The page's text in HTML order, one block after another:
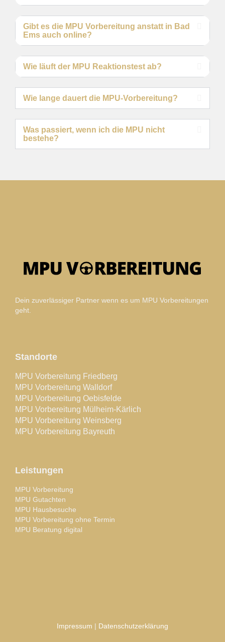
Gibt es die MPU Vorbereitung anstatt in Bad
Ems auch online?
Wie läuft der MPU Reaktionstest ab?
Wie lange dauert die MPU-Vorbereitung?
Was passiert, wenn ich die MPU nicht
bestehe?
Dein zuverlässiger Partner wenn es um MPU Vorbereitungen
geht.
Standorte
MPU Vorbereitung Friedberg
MPU Vorbereitung Walldorf
MPU Vorbereitung Oebisfelde
MPU Vorbereitung Mülheim-Kärlich
MPU Vorbereitung Weinsberg
MPU Vorbereitung Bayreuth
Leistungen
MPU Vorbereitung
MPU Gutachten
MPU Hausbesuche
MPU Vorbereitung ohne Termin
MPU Beratung digital
Impressum Datenschutzerklärung